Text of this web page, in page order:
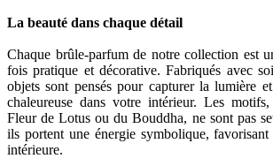
La beauté dans chaque détail
Chaque brûle-parfum de notre collection est
fois pratique et décorative. Fabriqués avec
objets sont pensés pour capturer la lumière
chaleureuse dans votre intérieur. Les
Fleur de Lotus ou du Bouddha, ne sont pas
ils portent une énergie symbolique,
intérieure.